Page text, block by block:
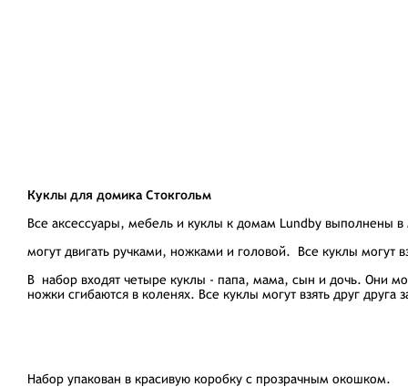
Куклы для домика Стокгольм
Все аксессуары, мебель и куклы к домам Lundby выполнены в
могут двигать ручками, ножками и головой. Все куклы могут
В набор входят четыре куклы - папа, мама, сын и дочь. Они
ножки сгибаются в коленях. Все куклы могут взять друг друга
Набор упакован в красивую коробку с прозрачным окошком.